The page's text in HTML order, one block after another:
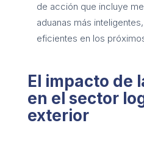
de acción que incluye
aduanas más
eficientes en los
El impacto de
en el sector
exterior